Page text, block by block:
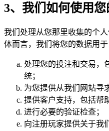
3、我们如何使用
我们处理从您那里收集的个
体而言，我们将您的数据用于
处理您的投注和交易，
统；
为您提供从我们网站寻
提供客户支持，包括帮
进行必要的验证检查；
向注册玩家提供关于我